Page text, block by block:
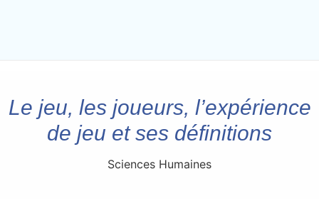
Le jeu, les joueurs, l’expérience
de jeu et ses définitions
Sciences Humaines